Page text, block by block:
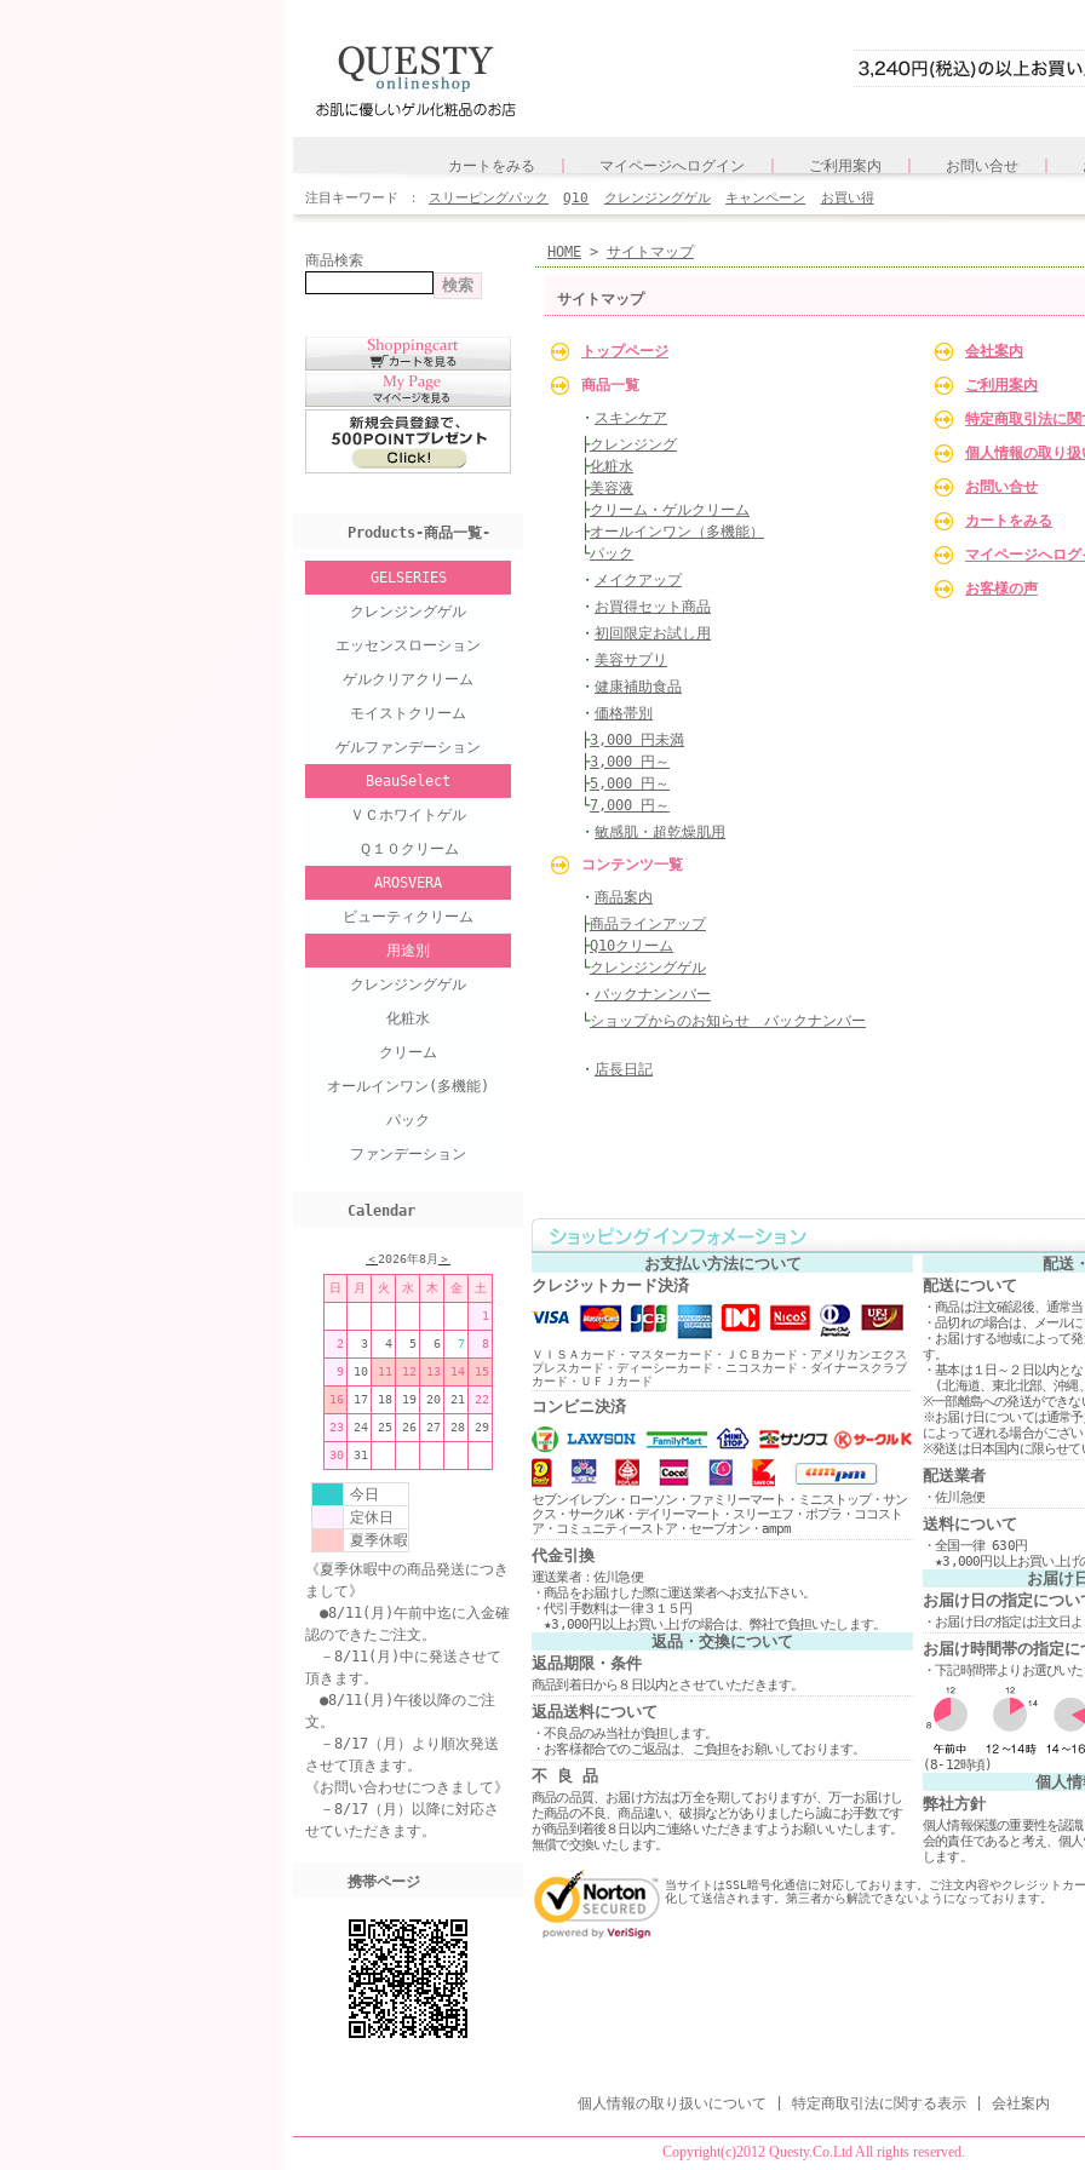
カートをみる マイページへログイン ご利用案内 お問い合せ
注目キーワード スリーピングパック Q10 クレンジングゲル キャンペーン お買い得
商品検索
Products-商品一覧-
GELSERIES
クレンジングゲル
エッセンスローション
ゲルクリアクリーム
モイストクリーム
ゲルファンデーション
BeauSelect
ＶＣホワイトゲル
Ｑ１０クリーム
AROSVERA
ビューティクリーム
用途別
クレンジングゲル
化粧水
クリーム
オールインワン(多機能)
パック
ファンデーション
Calendar
＜2026年8月 ＞
日 月 火 水 木 金 土
1
2 3 4 5 6 7 8
9 10 11 12 13 14 15
16 17 18 19 20 21 22
23 24 25 26 27 28 29
30 31
今日
定休日
夏季休暇
《夏季休暇中の商品発送につき
まして》
●8/11(月)午前中迄に入金確
認のできたご注文。
－8/11(月)中に発送させて
頂きます。
●8/11(月)午後以降のご注
文。
－8/17（月）より順次発送
させて頂きます。
《お問い合わせにつきまして》
－8/17（月）以降に対応さ
せていただきます。
携帯ページ
HOME > サイトマップ
サイトマップ
トップページ
商品一覧
・ スキンケア
├クレンジング
├化粧水
├美容液
├クリーム・ゲルクリーム
├オールインワン（多機能）
└パック
・ メイクアップ
・ お買得セット商品
・ 初回限定お試し用
・ 美容サプリ
・ 健康補助食品
・ 価格帯別
├3,000 円未満
├3,000 円～
├5,000 円～
└7,000 円～
・ 敏感肌・超乾燥肌用
コンテンツ一覧
・ 商品案内
├商品ラインアップ
├Q10クリーム
└クレンジングゲル
・ バックナンンバー
└ショップからのお知らせ バックナンバー
・ 店長日記
会社案内
ご利用案内
特定商取引法に関
個人情報の取り
お問い合せ
カートをみる
マイページへログ
お客様の声
お支払い方法について
クレジットカード決済
ＶＩＳＡカード・マスターカード・ＪＣＢカード・アメリカンエクス
プレスカード・ディーシーカード・ニコスカード・ダイナースクラブ
カード・ＵＦＪカード
コンビニ決済
セブンイレブン・ローソン・ファミリーマート・ミニストップ・サン
クス・サークルK・デイリーマート・スリーエフ・ポプラ・ココスト
ア・コミュニティーストア・セーブオン・ampm
代金引換
運送業者：佐川急便
・商品をお届けした際に運送業者へお支払下さい。
・代引手数料は一律３１５円
★3,000円以上お買い上げの場合は、弊社で負担いたします。
返品・交換について
返品期限・条件
商品到着日から８日以内とさせていただきます。
返品送料について
・不良品のみ当社が負担します。
・お客様都合でのご返品は、ご負担をお願いしております。
不 良 品
商品の品質、お届け方法は万全を期しておりますが、万一お届けし
た商品の不良、商品違い、破損などがありましたら誠にお手数です
が商品到着後８日以内ご連絡いただきますようお願いいたします。
無償で交換いたします。
配送
配送について
・商品は注文確認後、通常
・品切れの場合は、メール
・お届けする地域によって
す。
・基本は１日～２日以内と
(北海道、東北北部、沖縄
※一部離島への発送ができな
※お届け日については通常
によって遅れる場合がござ
※発送は日本国内に限らせて
配送業者
・佐川急便
送料について
・全国一律 630円
★3,000円以上お買い上げ
お届け
お届け日の指定につい
・お届け日の指定は注文日
お届け時間帯の指定に
・下記時間帯よりお選びい
(8-12時頃)
個人
弊社方針
個人情報保護の重要性を認
会的責任であると考え、個
します。
当サイトはSSL暗号化通信に対応しております。ご注文内容やクレジットカ
化して送信されます。第三者から解読できないようになっております。
個人情報の取り扱いについて 特定商取引法に関する表示 会社案内
Copyright(c)2012 Questy.Co.Ltd All rights reserved.